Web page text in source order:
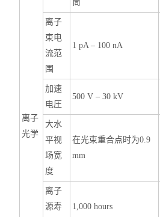
离子
光学
筒
离子
束电
流范
围
1 pA – 100 nA
加速
电圧
500 V – 30 kV
大水
平视
场宽
度
在光束重合点时为0.9
mm
离子
源寿
1,000 hours